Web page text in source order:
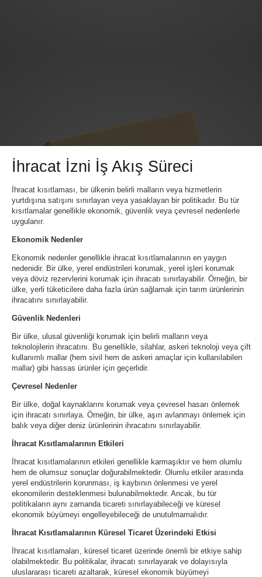
İhracat İzni İş Akış Süreci
İhracat kısıtlaması, bir ülkenin belirli malların veya hizmetlerin
yurtdışına satışını sınırlayan veya yasaklayan bir politikadır. Bu tür
kısıtlamalar genellikle ekonomik, güvenlik veya çevresel nedenlerle
uygulanır.
Ekonomik Nedenler
Ekonomik nedenler genellikle ihracat kısıtlamalarının en yaygın
nedenidir. Bir ülke, yerel endüstrileri korumak, yerel işleri korumak
veya döviz rezervlerini korumak için ihracatı sınırlayabilir. Örneğin, bir
ülke, yerli tüketicilere daha fazla ürün sağlamak için tarım ürünlerinin
ihracatını sınırlayabilir.
Güvenlik Nedenleri
Bir ülke, ulusal güvenliği korumak için belirli malların veya
teknolojilerin ihracatını. Bu genellikle, silahlar, askeri teknoloji veya çift
kullanımlı mallar (hem sivil hem de askeri amaçlar için kullanılabilen
mallar) gibi hassas ürünler için geçerlidir.
Çevresel Nedenler
Bir ülke, doğal kaynaklarını korumak veya çevresel hasarı önlemek
için ihracatı sınırlaya. Örneğin, bir ülke, aşırı avlanmayı önlemek için
balık veya diğer deniz ürünlerinin ihracatını sınırlayabilir.
İhracat Kısıtlamalarının Etkileri
İhracat kısıtlamalarının etkileri genellikle karmaşıktır ve hem olumlu
hem de olumsuz sonuçlar doğurabilmektedir. Olumlu etkiler arasında
yerel endüstrilerin korunması, iş kaybının önlenmesi ve yerel
ekonomilerin desteklenmesi bulunabilmektedir. Ancak, bu tür
politikaların aynı zamanda ticareti sınırlayabileceği ve küresel
ekonomik büyümeyi engelleyebileceği de unutulmamalıdır.
İhracat Kısıtlamalarının Küresel Ticaret Üzerindeki Etkisi
İhracat kısıtlamaları, küresel ticaret üzerinde önemli bir etkiye sahip
olabilmektedir. Bu politikalar, ihracatı sınırlayarak ve dolayısıyla
uluslararası ticareti azaltarak, küresel ekonomik büyümeyi